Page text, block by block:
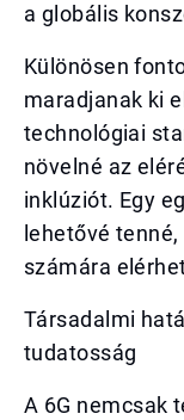
a globális
Különösen
maradjanak ki
technológiai
növelné az
inklúziót. Egy
lehetővé
számára
Társadalmi
tudatosság
A 6G nemcsak